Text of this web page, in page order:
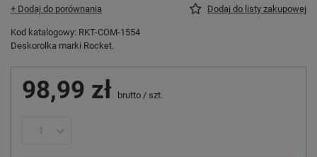
+ Dodaj do porównania Dodaj do listy zakupowej
Kod katalogowy: RKT-COM-1554
Deskorolka marki Rocket.
98,99 zł brutto / szt.